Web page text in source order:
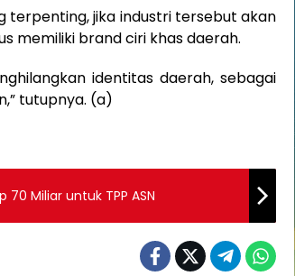
terpenting, jika industri tersebut akan
memiliki brand ciri khas daerah.
identitas daerah, sebagai
tutupnya. (a)
70 Miliar untuk TPP ASN